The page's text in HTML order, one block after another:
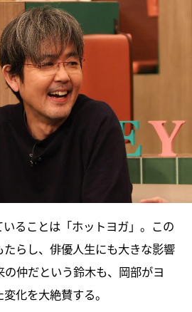
ることは「ホットヨガ」。この
らし、俳優人生にも大きな影響
仲だという鈴木も、岡部がヨ
化を大絶賛する。